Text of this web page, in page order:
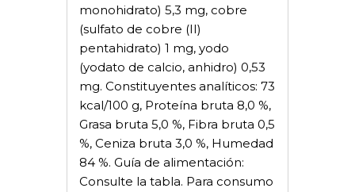
monohidrato) 5,3 mg, cobre
(sulfato de cobre (II)
pentahidrato) 1 mg, yodo
(yodato de calcio, anhidro) 0,53
mg. Constituyentes analíticos: 73
kcal/100 g, Proteína bruta 8,0 %,
Grasa bruta 5,0 %, Fibra bruta 0,5
%, Ceniza bruta 3,0 %, Humedad
84 %. Guía de alimentación:
Consulte la tabla. Para consumo